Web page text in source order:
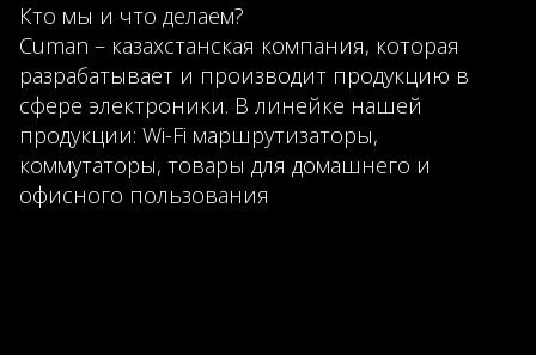
Кто мы и что делаем?
Cuman – казахстанская компания, которая
разрабатывает и производит продукцию в
сфере электроники. В линейке нашей
продукции: Wi-Fi маршрутизаторы,
коммутаторы, товары для домашнего и
офисного пользования